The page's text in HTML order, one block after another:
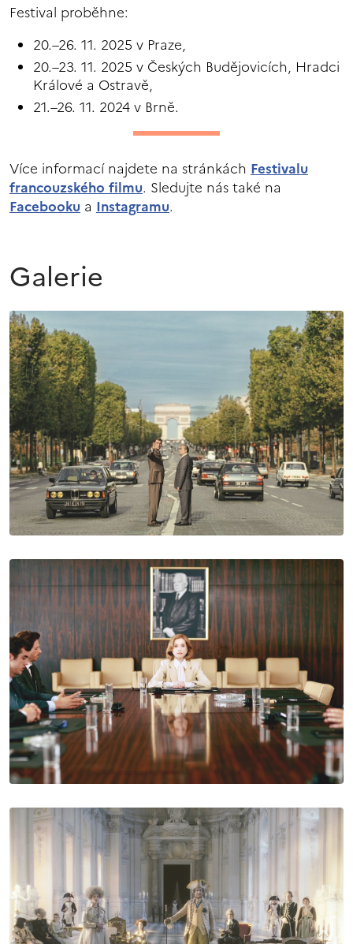
Festival proběhne:
20.–26. 11. 2025 v Praze,
20.–23. 11. 2025 v Českých Budějovicích, Hradci
Králové a Ostravě,
21.–26. 11. 2024 v Brně.
Více informací najdete na stránkách Festivalu
francouzského filmu. Sledujte nás také na
Facebooku a Instagramu.
Galerie